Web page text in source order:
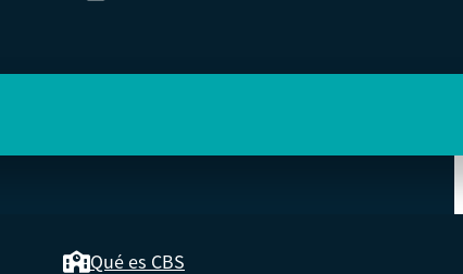
Qué es CBS